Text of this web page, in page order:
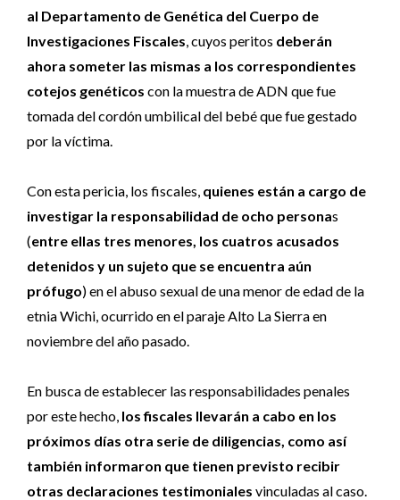
al Departamento de Genética del Cuerpo de
Investigaciones Fiscales, cuyos peritos deberán
ahora someter las mismas a los correspondientes
cotejos genéticos con la muestra de ADN que fue
tomada del cordón umbilical del bebé que fue gestado
por la víctima.
Con esta pericia, los fiscales, quienes están a cargo de
investigar la responsabilidad de ocho personas
(entre ellas tres menores, los cuatros acusados
detenidos y un sujeto que se encuentra aún
prófugo) en el abuso sexual de una menor de edad de la
etnia Wichi, ocurrido en el paraje Alto La Sierra en
noviembre del año pasado.
En busca de establecer las responsabilidades penales
por este hecho, los fiscales llevarán a cabo en los
próximos días otra serie de diligencias, como así
también informaron que tienen previsto recibir
otras declaraciones testimoniales vinculadas al caso.